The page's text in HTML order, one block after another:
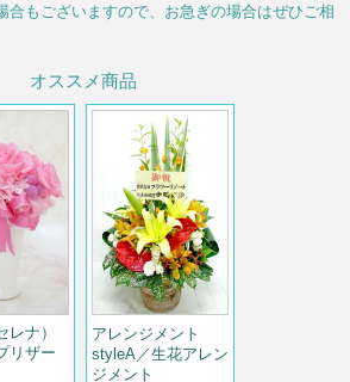
合もございますので、お急ぎの場合はぜひご相
オススメ商品
レナ）
リザー
アレンジメント
styleA／生花アレン
ジメント